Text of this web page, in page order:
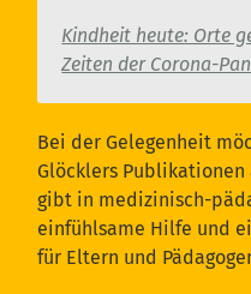
Kindheit heute: Orte
Zeiten der Corona-
Bei der Gelegenheit
Glöcklers Publikationen
gibt in medizinisch-
einfühlsame Hilfe und
für Eltern und